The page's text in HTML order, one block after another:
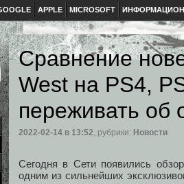
APPLE MICROSOFT
Сравнение
West на PS4,
переживать об
2022-02-14 в 13:52, рубрики: Новости
Сегодня в Сети появились
одним из сильнейших